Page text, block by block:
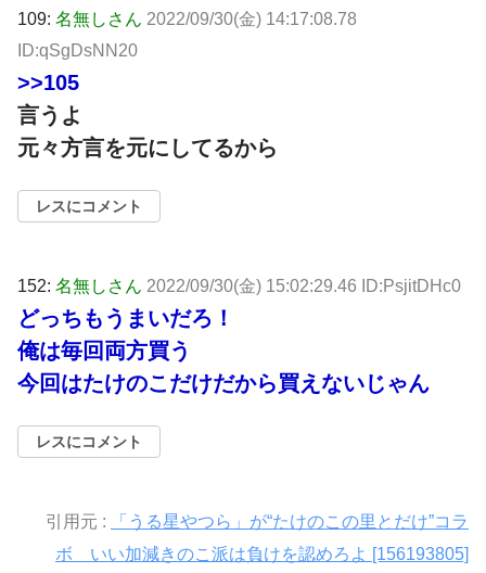
109: 名無しさん 2022/09/30(金) 14:17:08.78
ID:qSgDsNN20
>>105
言うよ
元々方言を元にしてるから
レスにコメント
152: 名無しさん 2022/09/30(金) 15:02:29.46 ID:PsjitDHc0
どっちもうまいだろ！
俺は毎回両方買う
今回はたけのこだけだから買えないじゃん
レスにコメント
引用元 :
「うる星やつら」が“たけのこの里とだけ”コラ
ボ いい加減きのこ派は負けを認めろよ [156193805]